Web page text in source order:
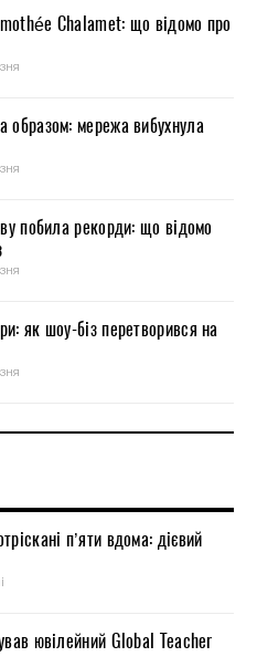
Chalamet: що відомо про
образом: мережа вибухнула
побила рекорди: що відомо
як шоу-біз перетворився на
п’яти вдома: дієвий
ювілейний Global Teacher